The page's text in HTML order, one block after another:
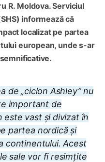
R. Moldova. Serviciul
informează că
localizat pe partea
european, unde s-ar
de „ciclon Ashley” nu
important de
este vast și divizat în
partea nordică și
continentului. Acest
sale vor fi resimțite